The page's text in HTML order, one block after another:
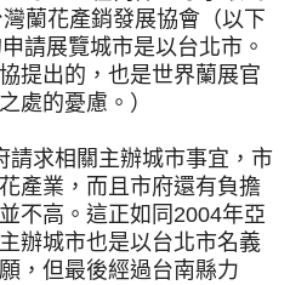
蘭花產銷發展協會（以下
請展覽城市是以台北市。
提出的，也是世界蘭展官
處的憂慮。）
請求相關主辦城市事宜，市
產業，而且市府還有負擔
不高。這正如同2004年亞
辦城市也是以台北市名義
，但最後經過台南縣力